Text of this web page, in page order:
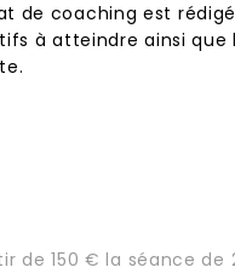
de coaching est
à atteindre ainsi que
de 150 € la séance de